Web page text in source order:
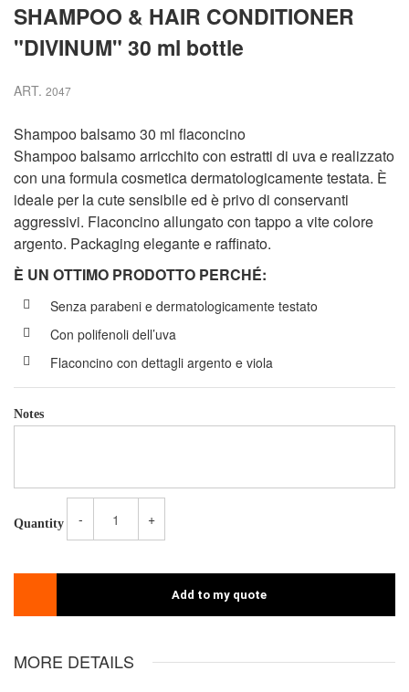
SHAMPOO & HAIR CONDITIONER
"DIVINUM" 30 ml bottle
ART. 2047
Shampoo balsamo 30 ml flaconcino
Shampoo balsamo arricchito con estratti di uva e realizzato
con una formula cosmetica dermatologicamente testata. È
ideale per la cute sensibile ed è privo di conservanti
aggressivi. Flaconcino allungato con tappo a vite colore
argento. Packaging elegante e raffinato.
È UN OTTIMO PRODOTTO PERCHÉ:
Senza parabeni e dermatologicamente testato
Con polifenoli dell’uva
Flaconcino con dettagli argento e viola
Notes
Quantity - +
Add to my quote
MORE DETAILS